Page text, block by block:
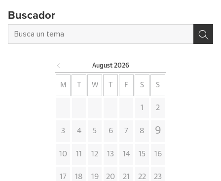
Buscador
August 2026
M W F S S
1 2
3 4 5 6 7 8 9
10 11 12 13 14 15 16
17 18 19 20 21 22 23